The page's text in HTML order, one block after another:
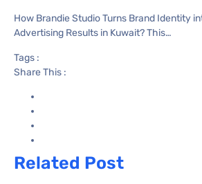
How Brandie Studio Turns Brand Identity
Advertising Results in Kuwait? This…
Tags :
Share This :
Related Post